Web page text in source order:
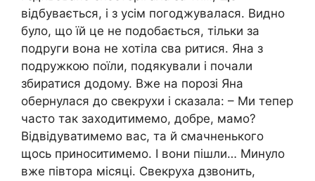
відбувається, і з усім погоджувалася. Видно
було, що їй це не подобається, тільки за
подруги вона не хотіла сва ритися. Яна з
подружкою поїли, подякували і почали
збиратися додому. Вже на порозі Яна
обернулася до свекрухи і сказала: – Ми тепер
часто так заходитимемо, добре, мамо?
Відвідуватимемо вас, та й смачненького
щось приноситимемо. І вони пішли… Минуло
вже півтора місяці. Свекруха дзвонить,